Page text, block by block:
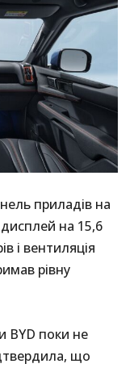
приладів на
на 15,6
і вентиляція
рівну
BYD поки не
що